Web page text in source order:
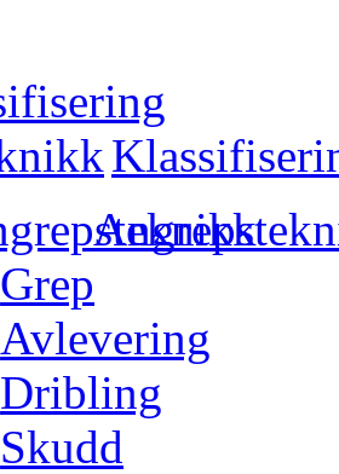
Grep
Avlevering
Dribling
Skudd